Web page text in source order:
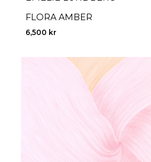
FLORA AMBER
6,500 kr